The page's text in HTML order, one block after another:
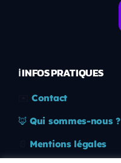
ℹ️ INFOS PRATIQUES
Contact
🦊 Qui sommes-nous ?
Mentions légales